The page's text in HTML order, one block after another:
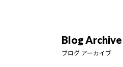
Blog Archive
ブログ アーカイブ